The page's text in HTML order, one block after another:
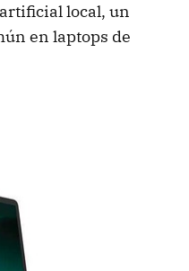
local, un
en laptops de